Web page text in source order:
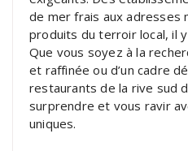
de mer frais aux adresses
produits du terroir local, il
Que vous soyez à la
et raffinée ou d’un cadre
restaurants de la rive sud
surprendre et vous ravir
uniques.